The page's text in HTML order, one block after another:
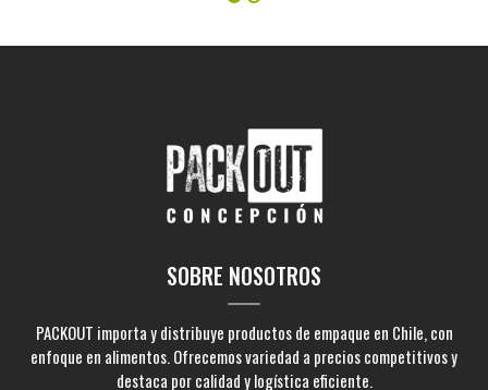
SOBRE NOSOTROS
PACKOUT importa y distribuye productos de empaque en Chile, con
enfoque en alimentos. Ofrecemos variedad a precios competitivos y
destaca por calidad y logística eficiente.